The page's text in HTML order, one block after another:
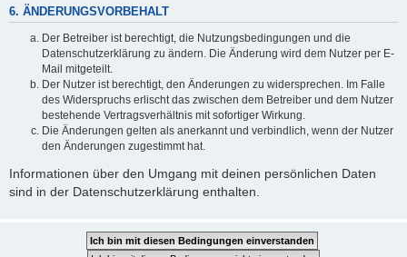
6. ÄNDERUNGSVORBEHALT
Der Betreiber ist berechtigt, die Nutzungsbedingungen und die
Datenschutzerklärung zu ändern. Die Änderung wird dem Nutzer per E-
Mail mitgeteilt.
Der Nutzer ist berechtigt, den Änderungen zu widersprechen. Im Falle
des Widerspruchs erlischt das zwischen dem Betreiber und dem Nutzer
bestehende Vertragsverhältnis mit sofortiger Wirkung.
Die Änderungen gelten als anerkannt und verbindlich, wenn der Nutzer
den Änderungen zugestimmt hat.
Informationen über den Umgang mit deinen persönlichen Daten
sind in der Datenschutzerklärung enthalten.